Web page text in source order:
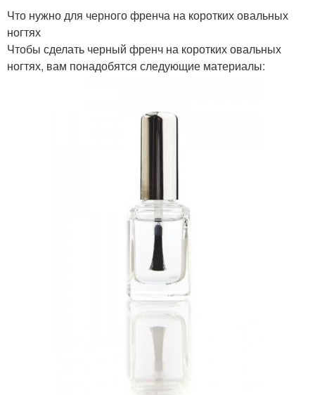
Что нужно для черного френча на коротких овальных
ногтях
Чтобы сделать черный френч на коротких овальных
ногтях, вам понадобятся следующие материалы: